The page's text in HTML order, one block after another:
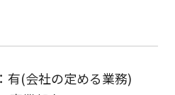
有(会社の定める業務)